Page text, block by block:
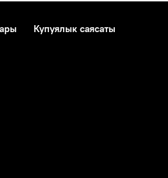
Купуялык саясаты